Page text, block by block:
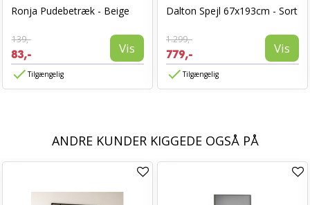
Ronja Pudebetræk - Beige
139,-
83,- Vis
Tilgængelig
Dalton Spejl 67x193cm - Sort
1.299,-
779,- Vis
Tilgængelig
ANDRE KUNDER KIGGEDE OGSÅ PÅ